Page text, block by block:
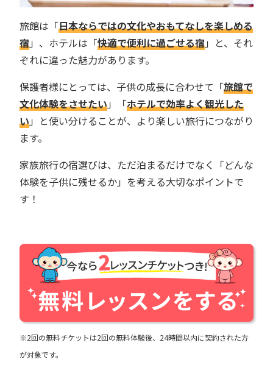
旅館は「日本ならではの文化やおもてなしを楽しめる
宿」、ホテルは「快適で便利に過ごせる宿」と、それ
ぞれに違った魅力があります。
保護者様にとっては、子供の成長に合わせて「旅館で
文化体験をさせたい」「ホテルで効率よく観光した
い」と使い分けることが、より楽しい旅行につながり
ます。
家族旅行の宿選びは、ただ泊まるだけでなく「どんな
体験を子供に残せるか」を考える大切なポイントで
す！
※2回の無料チケットは2回の無料体験後、24時間以内に契約された方
が対象です。